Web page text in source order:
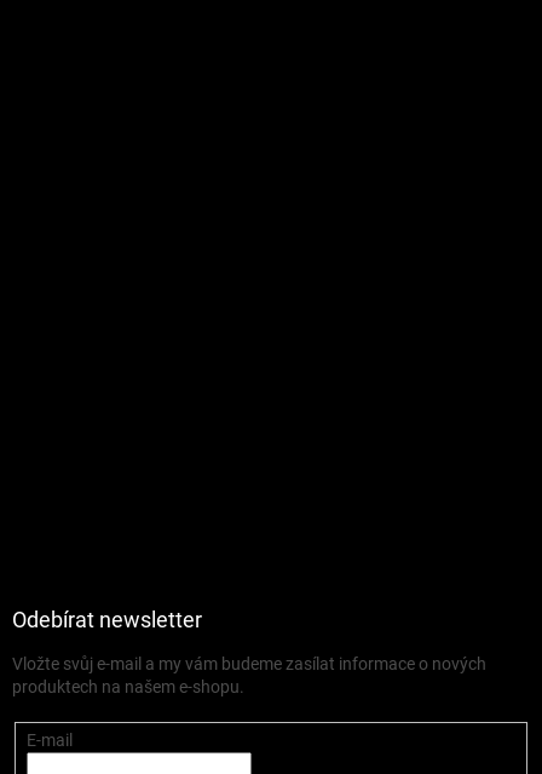
Odebírat newsletter
Vložte svůj e-mail a my vám budeme zasílat informace o nových
produktech na našem e-shopu.
E-mail